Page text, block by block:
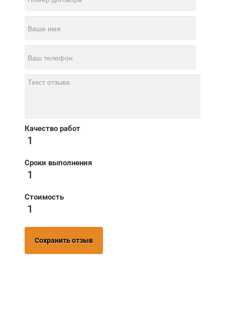
Качество работ
1
Сроки выполнения
1
Стоимость
1
Сохранить отзыв